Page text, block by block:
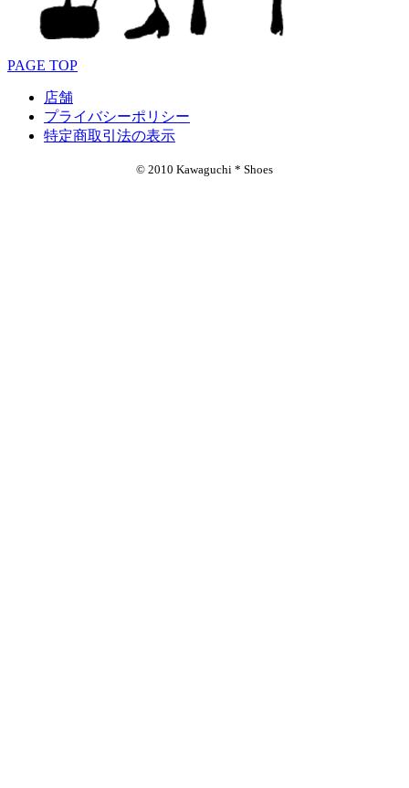
PAGE TOP
店舗
プライバシーポリシー
特定商取引法の表示
© 2010 Kawaguchi * Shoes